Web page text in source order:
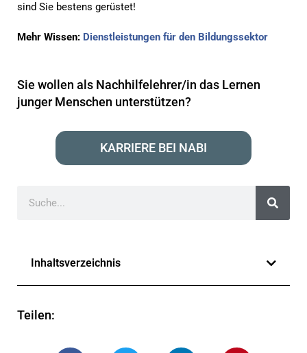
sind Sie bestens gerüstet!
Mehr Wissen: Dienstleistungen für den Bildungssektor
Sie wollen als Nachhilfelehrer/in das Lernen
junger Menschen unterstützen?
KARRIERE BEI NABI
Inhaltsverzeichnis
Teilen: